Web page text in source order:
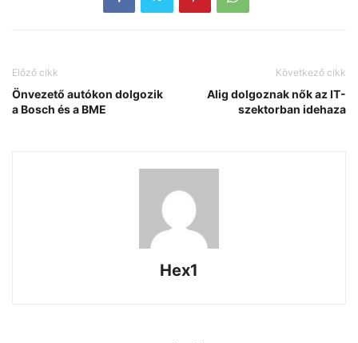
Előző cikk
Önvezető autókon dolgozik
a Bosch és a BME
Következő cikk
Alig dolgoznak nők az IT-
szektorban idehaza
Hex1